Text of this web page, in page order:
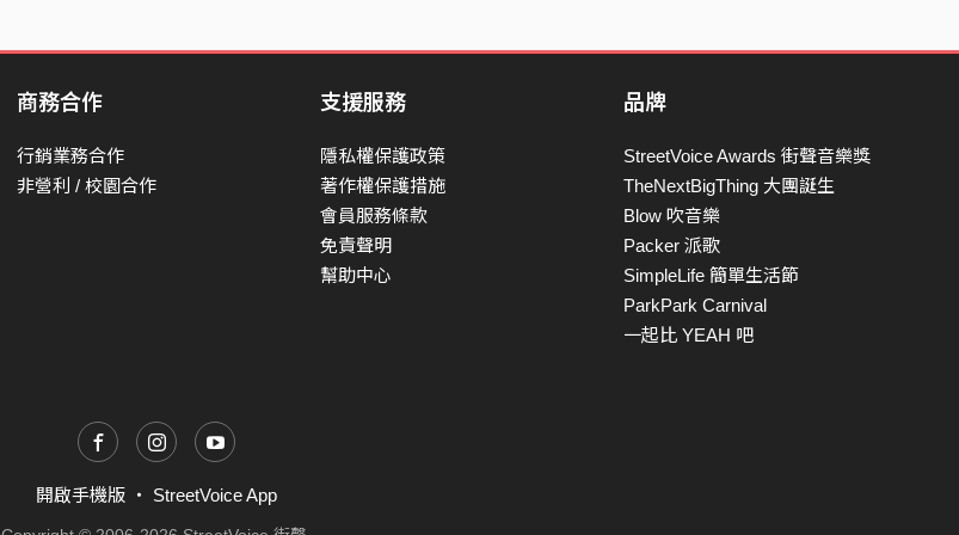
商務合作
行銷業務合作
非營利 / 校園合作
支援服務
隱私權保護政策
著作權保護措施
會員服務條款
免責聲明
幫助中心
品牌
StreetVoice Awards 街聲音樂獎
TheNextBigThing 大團誕生
Blow 吹音樂
Packer 派歌
SimpleLife 簡單生活節
ParkPark Carnival
一起比 YEAH 吧
開啟手機版 ・ StreetVoice App